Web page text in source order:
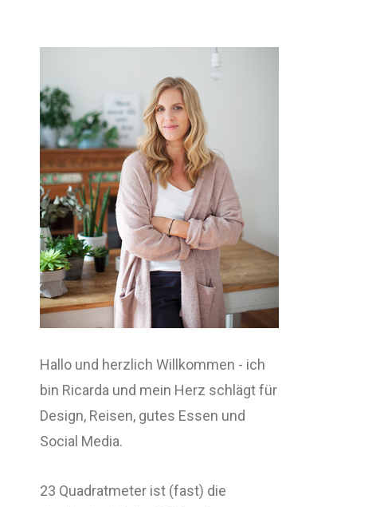
Hallo und herzlich Willkommen - ich
bin Ricarda und mein Herz schlägt für
Design, Reisen, gutes Essen und
Social Media.
23 Quadratmeter ist (fast) die